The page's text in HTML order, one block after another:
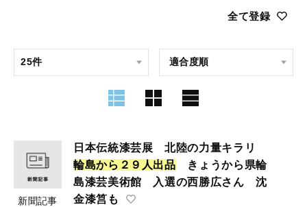
全て登録
新聞記事
日本伝統漆芸展 北陸の力量キラリ
輪島から ２ ９ 人出品 きょうから県輪
島漆芸美術館 入選の西勝広さん 沈
金漆筥も